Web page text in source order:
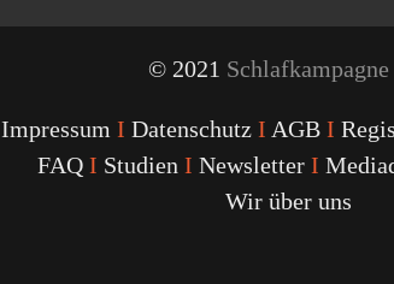
© 2021
Impressum I Datenschutz I AGB I
FAQ I Studien I Newsletter I
Wir über uns